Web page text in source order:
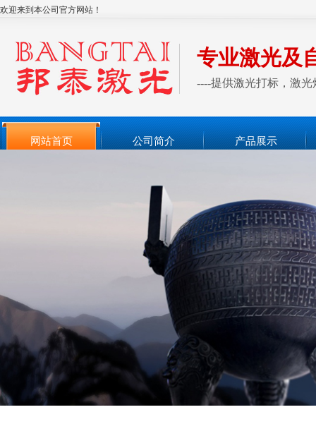
欢迎来到本公司官方网站！
专业激光及
----提供激光打标，激
网站首页 公司简介 产品展示